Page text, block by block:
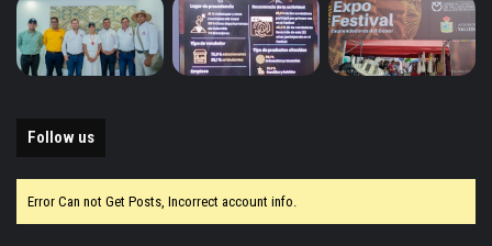
Follow us
Error Can not Get Posts, Incorrect account info.